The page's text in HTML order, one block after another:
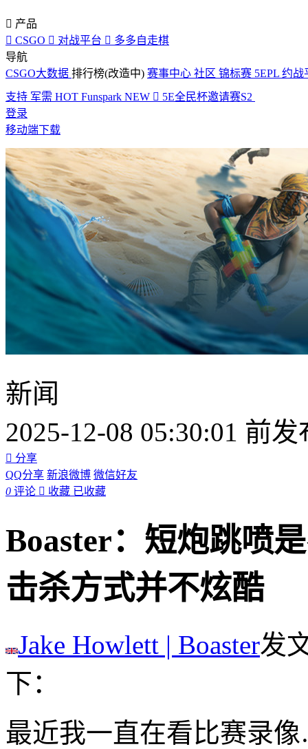
 产品
 CSGO  对战平台  多多自走棋
导航
CSGO大数据 排行榜(改造中) 赛事中心 社区 锦标赛 5EPL 约战
支持 军需 HOT Funspark NEW  5E全民杯邀请赛S2
登录
移动端下载
新闻
2025-12-08 05:30:01 前
 分享
QQ分享 新浪微博 微信好友
0 评论  收藏 已收藏
Boaster：短炮跳喷
击杀方式并不炫酷
Jake Howlett | Boaster发
下：
最近我一直在看比赛录